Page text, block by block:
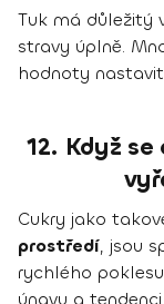
Tuk má důležitý
stravy úplně.
hodnoty
12. Když
Cukry jako
prostředí, jsou
rychlého
únavu a